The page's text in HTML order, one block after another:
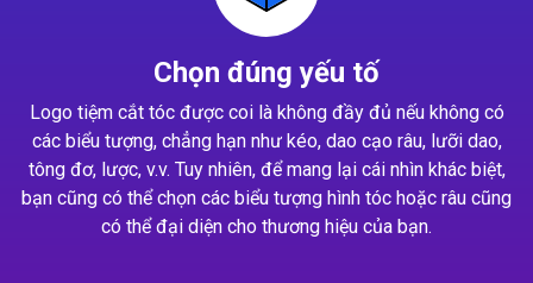
Chọn đúng yếu tố
Logo tiệm cắt tóc được coi là không đầy đủ nếu không có
các biểu tượng, chẳng hạn như kéo, dao cạo râu, lưỡi dao,
tông đơ, lược, v.v. Tuy nhiên, để mang lại cái nhìn khác biệt,
bạn cũng có thể chọn các biểu tượng hình tóc hoặc râu cũng
có thể đại diện cho thương hiệu của bạn.